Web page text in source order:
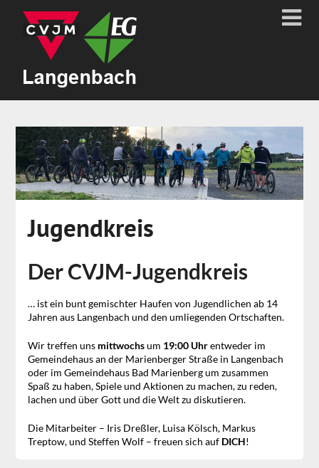
Jugendkreis
Der CVJM-Jugendkreis
… ist ein bunt gemischter Haufen von Jugendlichen ab 14
Jahren aus Langenbach und den umliegenden Ortschaften.
Wir treffen uns mittwochsum 19:00 Uhrentweder im
Gemeindehaus an der Marienberger Straße in Langenbach
oder im Gemeindehaus Bad Marienberg um zusammen
Spaß zu haben, Spiele und Aktionen zu machen, zu reden,
lachen und über Gott und die Welt zu diskutieren.
Die Mitarbeiter – Iris Dreßler, Luisa Kölsch, Markus
Treptow, und Steffen Wolf – freuen sich auf DICH!